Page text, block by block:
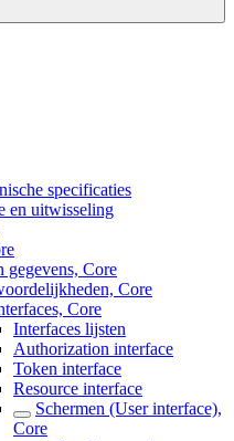
specificaties
en uitwisseling
gegevens, Core
Core
Core
Interfaces lijsten
Authorization interface
Token interface
Resource interface
Schermen (User interface),
Core